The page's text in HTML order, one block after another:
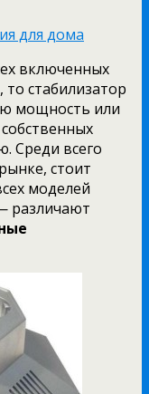
включенных
стабилизатор
мощность или
Среди всего
стоит
моделей
различают